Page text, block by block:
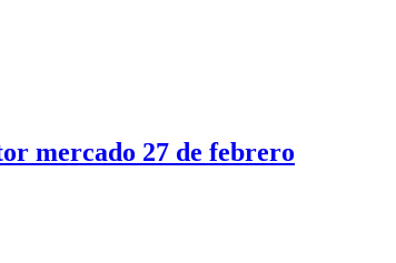
mercado 27 de febrero